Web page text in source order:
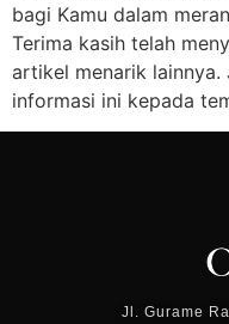
bagi Kamu dalam
Terima kasih telah
artikel menarik lainnya.
informasi ini kepada
Jl. Gurame